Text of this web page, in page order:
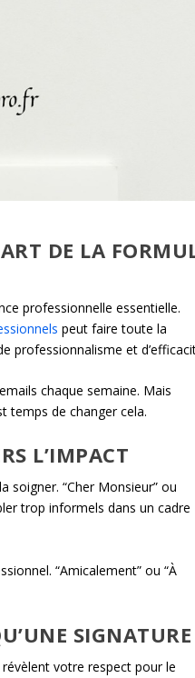
DE LA
professionnelle essentielle.
peut faire toute la
professionnalisme et
chaque semaine. Mais
temps de changer cela.
L’IMPACT
soigner. “Cher Monsieur” ou
trop informels dans un cadre
“Amicalement” ou “À
SIGNATURE
révèlent votre respect pour le